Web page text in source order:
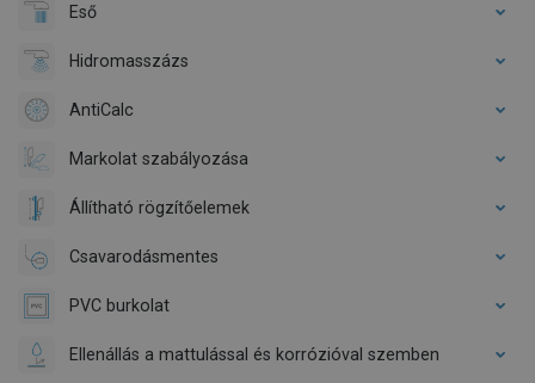
Eső
Hidromasszázs
AntiCalc
Markolat szabályozása
Állítható rögzítőelemek
Csavarodásmentes
PVC burkolat
Ellenállás a mattulással és korrózióval szemben